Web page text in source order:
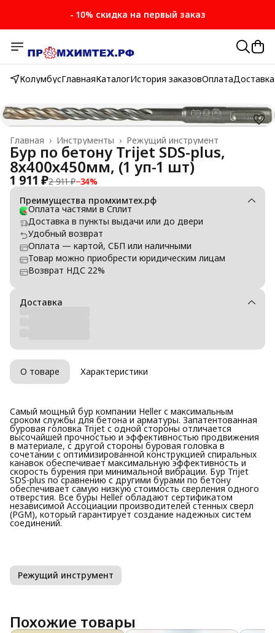
- 10% скидка на первый заказ
КолумбусГлавнаяКаталогИстория заказовОплатаДоставка
Режущий инструмент
Инструменты ›
Главная ›
Бур по бетону Trijet SDS-plus,
8х400х450мм, (1 уп-1 шт)
1 911 ₽2 911 ₽−34%
Преимущества промхимтех.рф
Оплата частями в Сплит
Доставка в пункты выдачи или до двери
Удобный возврат
Оплата — картой, СБП или наличными
Товар можно приобрести юридическим лицам
Возврат НДС 22%
Доставка
О товаре Характеристики
Самый мощный бур компании Heller с максимальным
сроком службы для бетона и арматуры. Запатентованная
буровая головка Trijet с одной стороны отличается
высочайшей прочностью и эффективностью продвижения
в материале, с другой стороны буровая головка в
сочетании с оптимизированной конструкцией спиральных
канавок обеспечивает максимальную эффективность и
скорость бурения при минимальной вибрации. Бур Trijet
SDS-plus по сравнению с другими бурами по бетону
обеспечивает самую низкую стоимость сверления одного
отверстия. Все буры Heller обладают сертификатом
независимой Ассоциации производителей стенных сверл
(PGM), который гарантирует создание надежных систем
соединений.
Режущий инструмент
Похожие товары